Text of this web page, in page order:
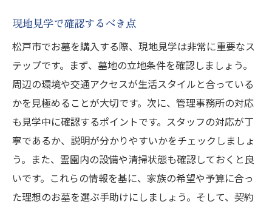
現地見学で確認するべき点
松戸市でお墓を購入する際、現地見学は非常に重要なス
テップです。まず、墓地の立地条件を確認しましょう。
周辺の環境や交通アクセスが生活スタイルと合っている
かを見極めることが大切です。次に、管理事務所の対応
も見学中に確認するポイントです。スタッフの対応が丁
寧であるか、説明が分かりやすいかをチェックしましょ
う。また、霊園内の設備や清掃状態も確認しておくと良
いです。これらの情報を基に、家族の希望や予算に合っ
た理想のお墓を選ぶ手助けにしましょう。そして、契約